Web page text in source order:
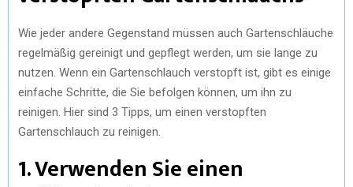
Wie jeder andere Gegenstand müssen auch Gartenschläuche
regelmäßig gereinigt und gepflegt werden, um sie lange zu
nutzen. Wenn ein Gartenschlauch verstopft ist, gibt es einige
einfache Schritte, die Sie befolgen können, um ihn zu
reinigen. Hier sind 3 Tipps, um einen verstopften
Gartenschlauch zu reinigen.
1. Verwenden Sie einen